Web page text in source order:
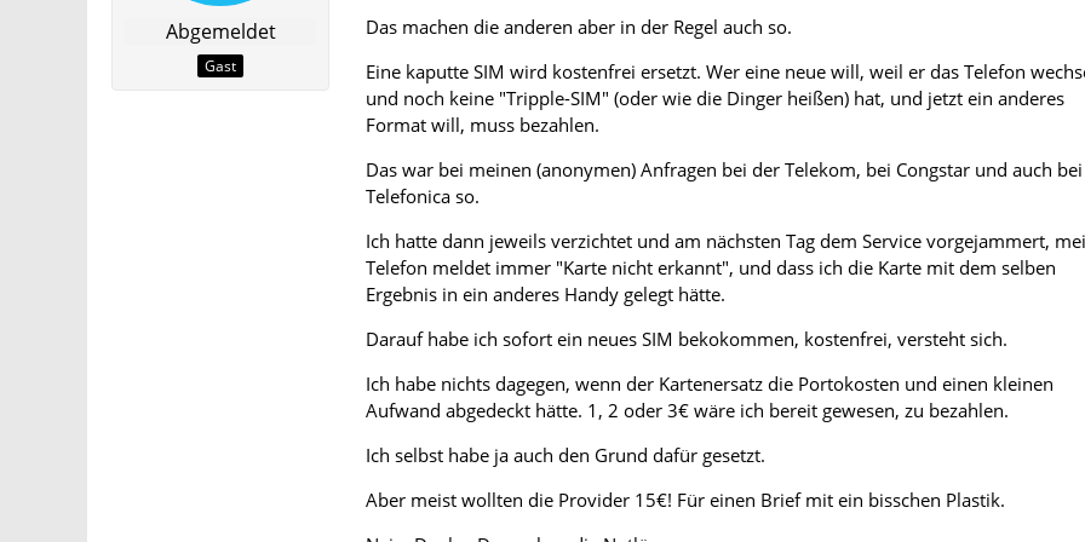
Abgemeldet
Gast
Das machen die anderen aber in der Regel auch so.
Eine kaputte SIM wird kostenfrei ersetzt. Wer eine neue will, weil er das Telefon
und noch keine "Tripple-SIM" (oder wie die Dinger heißen) hat, und jetzt ein anderes
Format will, muss bezahlen.
Das war bei meinen (anonymen) Anfragen bei der Telekom, bei Congstar und auch bei
Telefonica so.
Ich hatte dann jeweils verzichtet und am nächsten Tag dem Service vorgejammert,
Telefon meldet immer "Karte nicht erkannt", und dass ich die Karte mit dem selben
Ergebnis in ein anderes Handy gelegt hätte.
Darauf habe ich sofort ein neues SIM bekokommen, kostenfrei, versteht sich.
Ich habe nichts dagegen, wenn der Kartenersatz die Portokosten und einen kleinen
Aufwand abgedeckt hätte. 1, 2 oder 3€ wäre ich bereit gewesen, zu bezahlen.
Ich selbst habe ja auch den Grund dafür gesetzt.
Aber meist wollten die Provider 15€! Für einen Brief mit ein bisschen Plastik.